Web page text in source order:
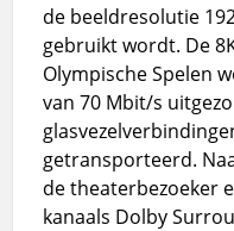
de beeldresolutie
gebruikt wordt. De
Olympische Spelen
van 70 Mbit/s
getransporteerd.
de theaterbezoeker
kanaals Dolby